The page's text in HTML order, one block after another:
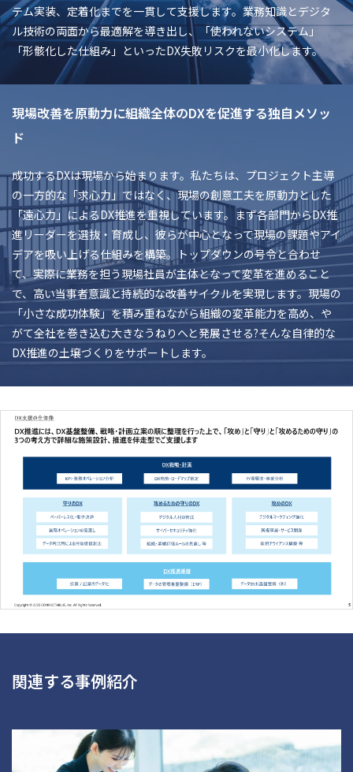
テム実装、定着化までを一貫して支援します。業務知識とデジタ
ル技術の両面から最適解を導き出し、「使われないシステム」
「形骸化した仕組み」といったDX失敗リスクを最小化します。
現場改善を原動力に組織全体のDXを促進する独自メソッ
ド
成功するDXは現場から始まります。私たちは、プロジェクト主導
の一方的な「求心力」ではなく、現場の創意工夫を原動力とした
「遠心力」によるDX推進を重視しています。まず各部門からDX推
進リーダーを選抜・育成し、彼らが中心となって現場の課題やアイ
デアを吸い上げる仕組みを構築。トップダウンの号令と合わせ
て、実際に業務を担う現場社員が主体となって変革を進めること
で、高い当事者意識と持続的な改善サイクルを実現します。現場の
「小さな成功体験」を積み重ねながら組織の変革能力を高め、や
がて全社を巻き込む大きなうねりへと発展させる?そんな自律的な
DX推進の土壌づくりをサポートします。
関連する事例紹介